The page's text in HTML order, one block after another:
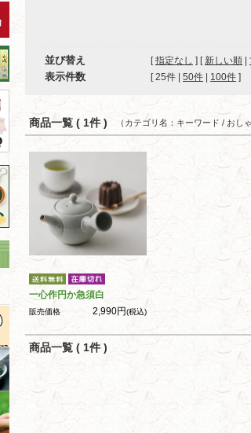
並び替え [指定なし ] [ 新しい順
表示件数 [ 25件 50件 100件 ]
商品一覧 ( 1件 ) （カテゴリ名：キーワード / おし
一心作円か急須白
販売価格 2,990円(税込)
商品一覧 ( 1件 )